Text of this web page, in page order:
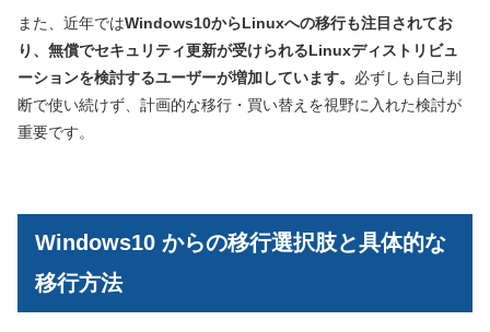
また、近年ではWindows10からLinuxへの移行も注目されてお
り、無償でセキュリティ更新が受けられるLinuxディストリビュ
ーションを検討するユーザーが増加しています。 必ずしも自己判
断で使い続けず、計画的な移行・買い替えを視野に入れた検討が
重要です。
Windows10 からの移行選択肢と具体的な
移行方法